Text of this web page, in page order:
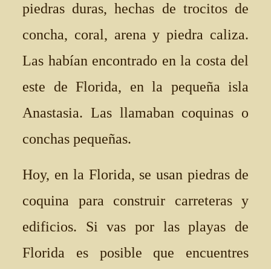
piedras duras, hechas de trocitos de
concha, coral, arena y piedra caliza.
Las habían encontrado en la costa del
este de Florida, en la pequeña isla
Anastasia. Las llamaban coquinas o
conchas pequeñas.
Hoy, en la Florida, se usan piedras de
coquina para construir carreteras y
edificios. Si vas por las playas de
Florida es posible que encuentres